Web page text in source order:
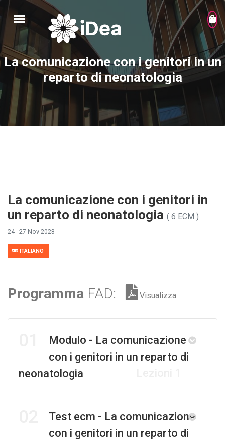
La comunicazione con i genitori in un
reparto di neonatologia
La comunicazione con i genitori in
un reparto di neonatologia ( 6 ECM )
24 - 27 Nov 2023
ITALIANO
Programma FAD: Visualizza
Modulo - La comunicazione
con i genitori in un reparto di
neonatologia
Test ecm - La comunicazione
con i genitori in un reparto di